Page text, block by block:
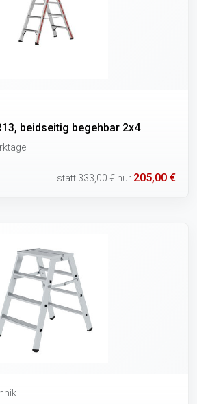
beidseitig begehbar 2x4
statt333,00 € nur 205,00 €